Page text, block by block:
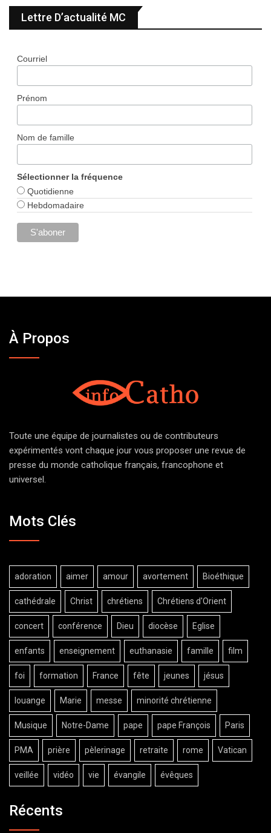
Lettre D’actualité MC
Courriel
Prénom
Nom de famille
Sélectionner la fréquence
Quotidienne
Hebdomadaire
À Propos
Toute une équipe de journalistes ou de contributeurs
expérimentés vont chaque jour vous proposer une revue de
presse du monde catholique français, francophone et
universel.
Mots Clés
adoration aimer amour avortement Bioéthique
cathédrale Christ chrétiens Chrétiens d'Orient
concert conférence Dieu diocèse Eglise
enfants enseignement euthanasie famille film
foi formation France fête jeunes jésus
louange Marie messe minorité chrétienne
Musique Notre-Dame pape pape François Paris
PMA prière pèlerinage retraite rome Vatican
veillée vidéo vie évangile évêques
Récents